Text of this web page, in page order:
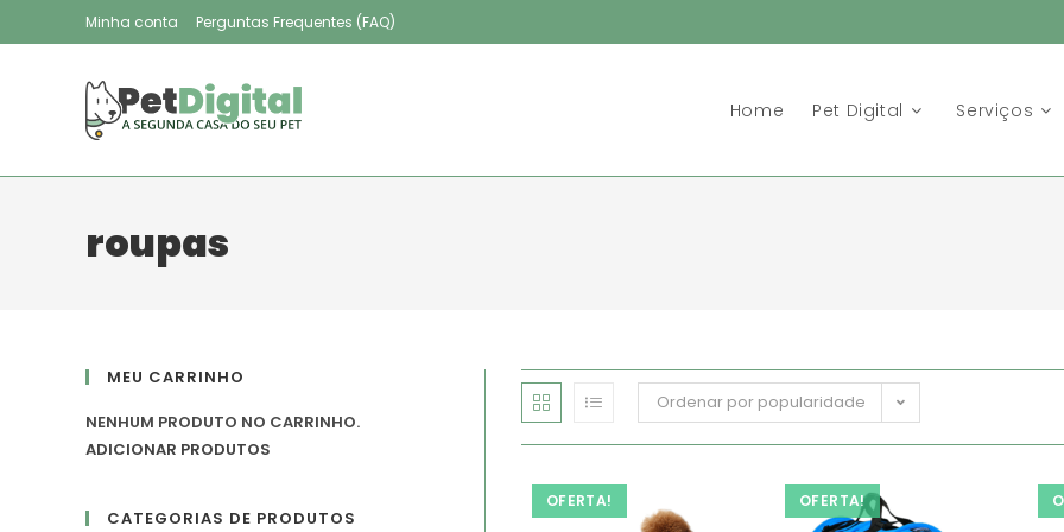
Minha conta Perguntas Frequentes (FAQ)
Home Pet Digital Serviços
roupas
Ordenar por popularidade
OFERTA! OFERTA!
MEU CARRINHO
NENHUM PRODUTO NO CARRINHO.
ADICIONAR PRODUTOS
CATEGORIAS DE PRODUTOS